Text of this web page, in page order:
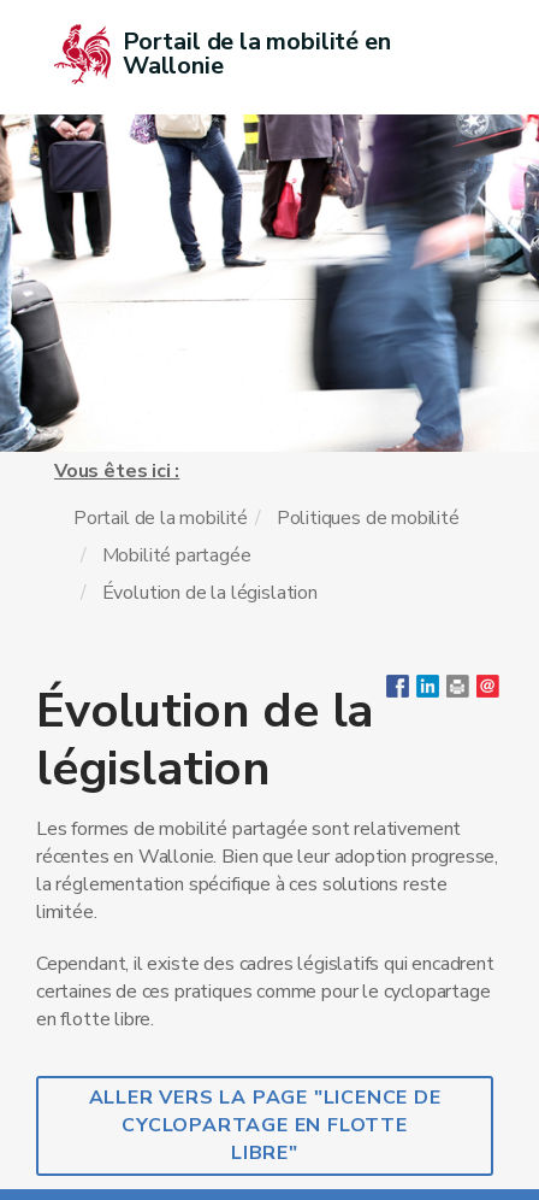
Portail de la mobilité en
Wallonie
Vous êtes ici :
Portail de la mobilité
Politiques de mobilité
Mobilité partagée
Évolution de la législation
Évolution de la
législation
Les formes de mobilité partagée sont relativement
récentes en Wallonie. Bien que leur adoption progresse,
la réglementation spécifique à ces solutions reste
limitée.
Cependant, il existe des cadres législatifs qui encadrent
certaines de ces pratiques comme pour le cyclopartage
en flotte libre.
ALLER VERS LA PAGE "LICENCE DE
CYCLOPARTAGE EN FLOTTE
LIBRE"